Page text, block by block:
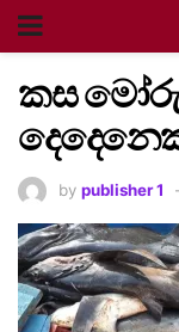
කස
by publisher 1